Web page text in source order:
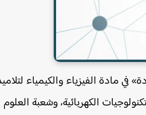
في مادة الفيزياء والكيمياء
الكهربائية، وشعبة العلوم